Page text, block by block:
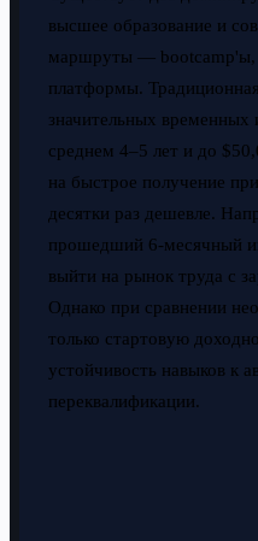
высшее образование и
маршруты — bootcamp'ы,
платформы.
значительных
среднем 4–5 лет и до
на быстрое получение
десятки раз дешевле.
прошедший 6-месячный
выйти на рынок труда с
Однако при сравнении
только стартовую
устойчивость навыков к
переквалификации.